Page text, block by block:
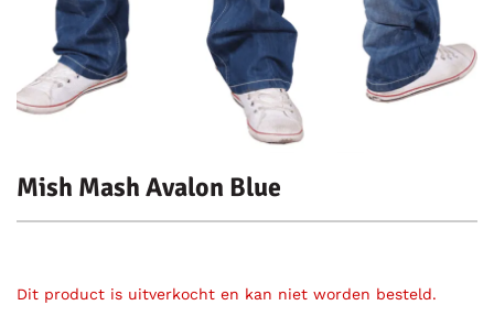
Mish Mash Avalon Blue
Dit product is uitverkocht en kan niet worden besteld.